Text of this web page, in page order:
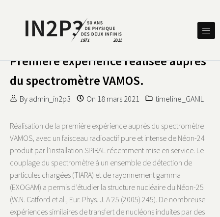
IN2P3 50 ANS DE PHYSIQUE
Première expérience réalisée auprès
du spectromètre VAMOS.
By admin_in2p3 On 18 mars 2021 timeline_GANIL
Réalisation de la première expérience auprès du spectromètre
VAMOS, avec un faisceau radioactif pure et intense de Néon-24
produit par l’installation SPIRAL récemment mise en service. Le
couplage du spectromètre à un ensemble de détection de
particules chargées (TIARA) et de rayonnement gamma
(EXOGAM) a permis d’étudier la structure nucléaire du Néon-25
(W.N. Catford et al., Eur. Phys. J. A 25 (2005) 245). De nombreuse
expériences similaires de transfert de nucléons induites par des